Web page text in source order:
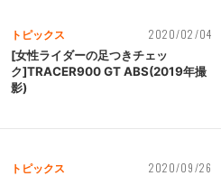
トピックス 2020/02/04
[女性ライダーの足つきチェッ
ク]TRACER900 GT ABS(2019年撮
影)
トピックス 2020/09/26